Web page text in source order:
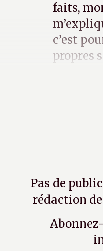
faits,
c’est
propres
Pas de
rédaction